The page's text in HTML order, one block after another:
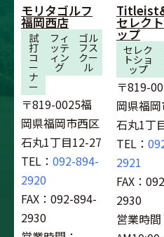
モリタゴルフ
福岡西店
試
打
コ
ー
ナ
ー
フィ
ッテ
ィン
グ
ゴル
フス
クー
ル
〒819-0025福
岡県福岡市西区
石丸1丁目12-27
TEL： 092-894-
2920
FAX：092-894-
2930
セレク
ップ
セレク
トショ
ップ
〒819-
岡県福
石丸1丁
TEL：
2921
FAX：
2930
営業時間